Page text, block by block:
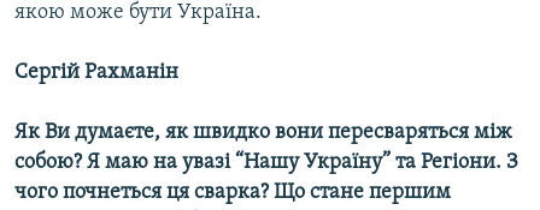
якою може бути Україна.
Сергій Рахманін
Як Ви думаєте, як швидко вони пересваряться між
собою? Я маю на увазі “Нашу Україну” та Регіони. З
чого почнеться ця сварка? Що стане першим